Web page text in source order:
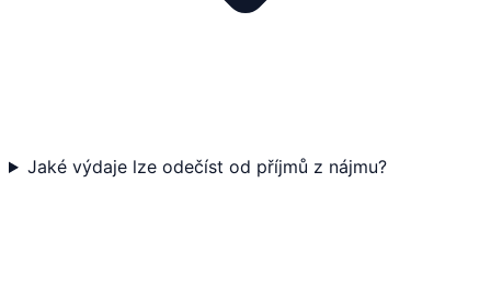
Jaké výdaje lze odečíst od příjmů z nájmu?